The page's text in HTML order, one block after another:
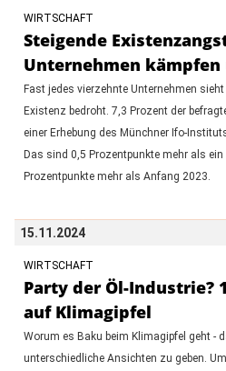
WIRTSCHAFT
Steigende
Unternehmen kämpfen
Fast jedes vierzehnte Unternehmen
Existenz bedroht. 7,3 Prozent der
einer Erhebung des Münchner Ifo-
Das sind 0,5 Prozentpunkte mehr als
Prozentpunkte mehr als Anfang 2023.
15.11.2024
WIRTSCHAFT
Party der Öl-Industrie?
auf Klimagipfel
Worum es Baku beim Klimagipfel geht -
unterschiedliche Ansichten zu geben.